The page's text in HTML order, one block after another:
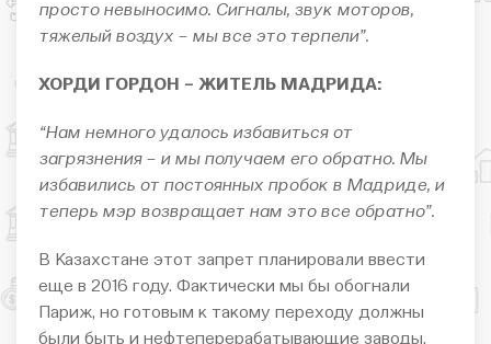
просто невыносимо. Сигналы, звук моторов,
тяжелый воздух – мы все это терпели”.
ХОРДИ ГОРДОН – ЖИТЕЛЬ МАДРИДА:
“Нам немного удалось избавиться от
загрязнения – и мы получаем его обратно. Мы
избавились от постоянных пробок в Мадриде, и
теперь мэр возвращает нам это все обратно”.
В Казахстане этот запрет планировали ввести
еще в 2016 году. Фактически мы бы обогнали
Париж, но готовым к такому переходу должны
были быть и нефтеперерабатывающие заводы.